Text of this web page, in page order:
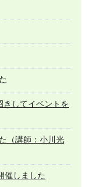
きしてイベントを
（講師：小川光
催しました